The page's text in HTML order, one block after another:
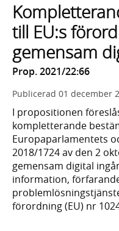
lista
med
sökförslag
till EU:s
gemensam
Prop. 2021/22:66
Publicerad 01 december
I propositionen
kompletterande
Europaparlamentets
2018/1724 av den 2
gemensam digital
information,
förordning (EU) nr